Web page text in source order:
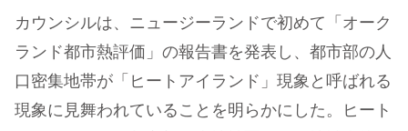
カウンシルは、ニュージーランドで初めて「オーク
ランド都市熱評価」の報告書を発表し、都市部の人
口密集地帯が「ヒートアイランド」現象と呼ばれる
現象に見舞われていることを明らかにした。ヒート